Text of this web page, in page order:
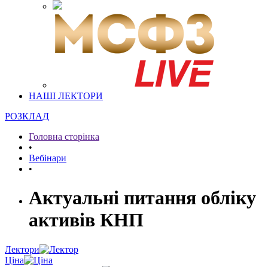
НАШІ ЛЕКТОРИ
РОЗКЛАД
Головна сторінка
•
Вебінари
•
Актуальні питання обліку
активів КНП
Лектори
Ціна